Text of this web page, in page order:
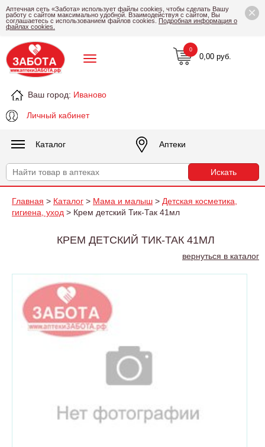
×
Аптечная сеть «Забота» использует файлы cookies, чтобы сделать Вашу
работу с сайтом максимально удобной. Взаимодействуя с сайтом, Вы
соглашаетесь с использованием файлов cookies. Подробная информация о
файлах cookies.
Ваш город: Иваново
Личный кабинет
0,00 руб.
0
Каталог Аптеки
Главная > Каталог > Мама и малыш > Детская косметика,
гигиена, уход > Крем детский Тик-Так 41мл
КРЕМ ДЕТСКИЙ ТИК-ТАК 41МЛ
вернуться в каталог